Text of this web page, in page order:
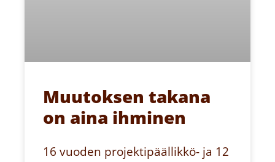
Muutoksen takana
on aina ihminen
16 vuoden projektipäällikkö- ja 12